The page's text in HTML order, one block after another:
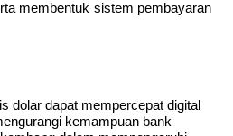
membentuk sistem pembayaran
dolar dapat mempercepat digital
kemampuan bank